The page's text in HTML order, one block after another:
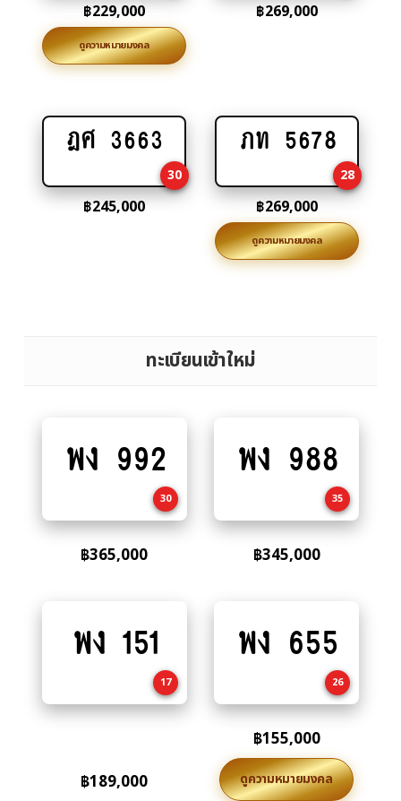
฿229,000
ดูความหมายมงคล
฿269,000
Add
cart
ฎศ 3663
30
฿245,000
Add
cart
ภท 5678
28
฿269,000
ดูความหมายมงคล
ทะเบียนเข้าใหม่
to
พง 992
30
฿365,000
to
พง 988
35
฿345,000
to
พง 151
17
฿189,000
to
พง 655
26
฿155,000
ดูความหมายมงคล